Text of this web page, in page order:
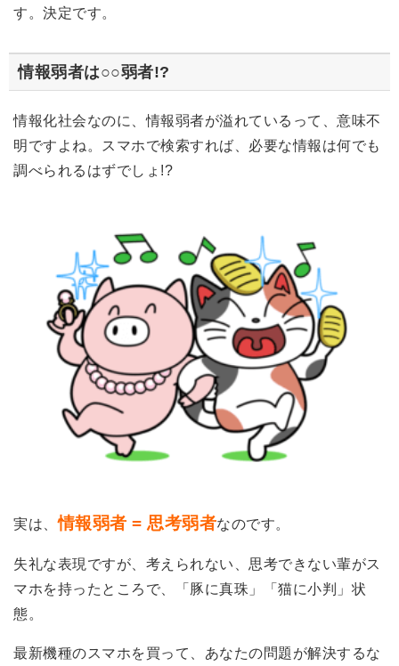
す。決定です。
情報弱者は○○弱者!?
情報化社会なのに、情報弱者が溢れているって、意味不
明ですよね。スマホで検索すれば、必要な情報は何でも
調べられるはずでしょ!?
実は、情報弱者 = 思考弱者なのです。
失礼な表現ですが、考えられない、思考できない輩がス
マホを持ったところで、「豚に真珠」「猫に小判」状
態。
最新機種のスマホを買って、あなたの問題が解決するな